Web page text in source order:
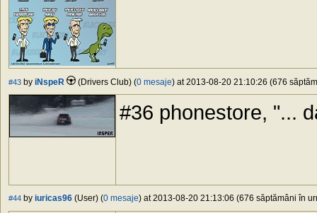
#43 by iNspeR (Drivers Club) (0 mesaje) at 2013-08-20 21:10:26 (676
#36 phonestore, "...
#44 by iuricas96 (User) (0 mesaje) at 2013-08-20 21:13:06 (676 săptămâni în